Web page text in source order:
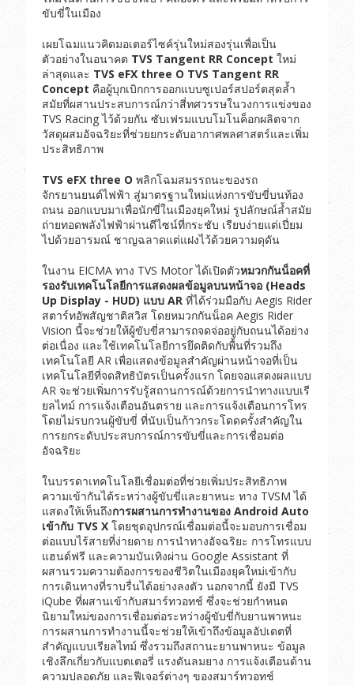
ขับขี่ในเมือง
เผยโฉมแนวคิดมอเตอร์ไซค์รุ่นใหม่สองรุ่นเพื่อเป็น
ตัวอย่างในอนาคต TVS Tangent RR Concept ใหม่
ล่าสุดและ TVS eFX three O TVS Tangent RR
Concept คือผู้บุกเบิกการออกแบบซูเปอร์สปอร์ตสุดล้ำ
สมัยที่ผสานประสบการณ์กว่าสี่ทศวรรษในวงการแข่งของ
TVS Racing ไว้ด้วยกัน ซับเฟรมแบบโมโนค็อกผลิตจาก
วัสดุผสมอัจฉริยะที่ช่วยยกระดับอากาศพลศาสตร์และเพิ่ม
ประสิทธิภาพ
TVS eFX three O พลิกโฉมสมรรถนะของรถ
จักรยานยนต์ไฟฟ้า สู่มาตรฐานใหม่แห่งการขับขี่บนท้อง
ถนน ออกแบบมาเพื่อนักขี่ในเมืองยุคใหม่ รูปลักษณ์ล้ำสมัย
ถ่ายทอดพลังไฟฟ้าผ่านดีไซน์ที่กระชับ เรียบง่ายแต่เปี่ยม
ไปด้วยอารมณ์ ชาญฉลาดแต่แฝงไว้ด้วยความดุดัน
ในงาน EICMA ทาง TVS Motor ได้เปิดตัวหมวกกันน็อคที่
รองรับเทคโนโลยีการแสดงผลข้อมูลบนหน้าจอ(Heads
Up Display - HUD) แบบAR ที่ได้ร่วมมือกับ Aegis Rider
สตาร์ทอัพสัญชาติสวิส โดยหมวกกันน็อค Aegis Rider
Vision นี้จะช่วยให้ผู้ขับขี่สามารถจดจ่ออยู่กับถนนได้อย่าง
ต่อเนื่อง และใช้เทคโนโลยีการยึดติดกับพื้นที่รวมถึง
เทคโนโลยี AR เพื่อแสดงข้อมูลสำคัญผ่านหน้าจอที่เป็น
เทคโนโลยีที่จดสิทธิบัตรเป็นครั้งแรก โดยจอแสดงผลแบบ
AR จะช่วยเพิ่มการรับรู้สถานการณ์ด้วยการนำทางแบบเรี
ยลไทม์ การแจ้งเตือนอันตราย และการแจ้งเตือนการโทร
โดยไม่รบกวนผู้ขับขี่ ที่นับเป็นก้าวกระโดดครั้งสำคัญใน
การยกระดับประสบการณ์การขับขี่และการเชื่อมต่อ
อัจฉริยะ
ในบรรดาเทคโนโลยีเชื่อมต่อที่ช่วยเพิ่มประสิทธิภาพ
ความเข้ากันได้ระหว่างผู้ขับขี่และยาหนะ ทาง TVSM ได้
แสดงให้เห็นถึงการผสานการทำงานของAndroid Auto
เข้ากับTVS Xโดยชุดอุปกรณ์เชื่อมต่อนี้จะมอบการเชื่อม
ต่อแบบไร้สายที่ง่ายดาย การนำทางอัจฉริยะ การโทรแบบ
แฮนด์ฟรี และความบันเทิงผ่าน Google Assistant ที่
ผสานรวมความต้องการของชีวิตในเมืองยุคใหม่เข้ากับ
การเดินทางที่ราบรื่นได้อย่างลงตัว นอกจากนี้ ยังมี TVS
iQube ที่ผสานเข้ากับสมาร์ทวอทช์ ซึ่งจะช่วยกำหนด
นิยามใหม่ของการเชื่อมต่อระหว่างผู้ขับขี่กับยานพาหนะ
การผสานการทำงานนี้จะช่วยให้เข้าถึงข้อมูลอัปเดตที่
สำคัญแบบเรียลไทม์ ซึ่งรวมถึงสถานะยานพาหนะ ข้อมูล
เชิงลึกเกี่ยวกับแบตเตอรี่ แรงดันลมยาง การแจ้งเตือนด้าน
ความปลอดภัย และฟีเจอร์ต่างๆ ของสมาร์ทวอทช์